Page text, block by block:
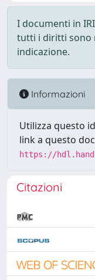
I documenti in
tutti i diritti sono
indicazione.
Informazioni
Utilizza questo
link a questo
https://
Citazioni